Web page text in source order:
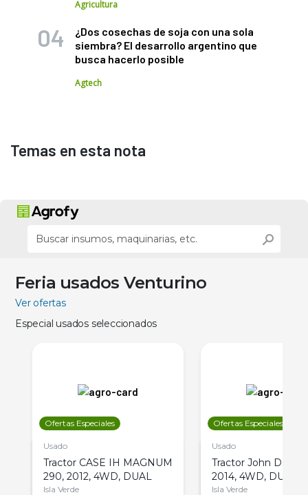
Agricultura
¿Dos cosechas de soja con una sola
siembra? El desarrollo argentino que
busca hacerlo posible
Agtech
Temas en esta nota
Feria usados Venturino
Ver ofertas
Especial usados seleccionados
Ofertas Especiales
Usado
Tractor CASE IH MAGNUM
290, 2012, 4WD, DUAL
Isla Verde
Ofertas Especiales
Usado
Tractor John Deere
2014, 4WD, DUAL
Isla Verde